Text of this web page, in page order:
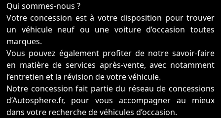
Qui sommes-nous ?
Votre concession est à votre disposition pour trouver
un véhicule neuf ou une voiture d’occasion toutes
marques.
Vous pouvez également profiter de notre savoir-faire
en matière de services après-vente, avec notamment
l’entretien et la révision de votre véhicule.
Notre concession fait partie du réseau de concessions
d’Autosphere.fr, pour vous accompagner au mieux
dans votre recherche de véhicules d’occasion.